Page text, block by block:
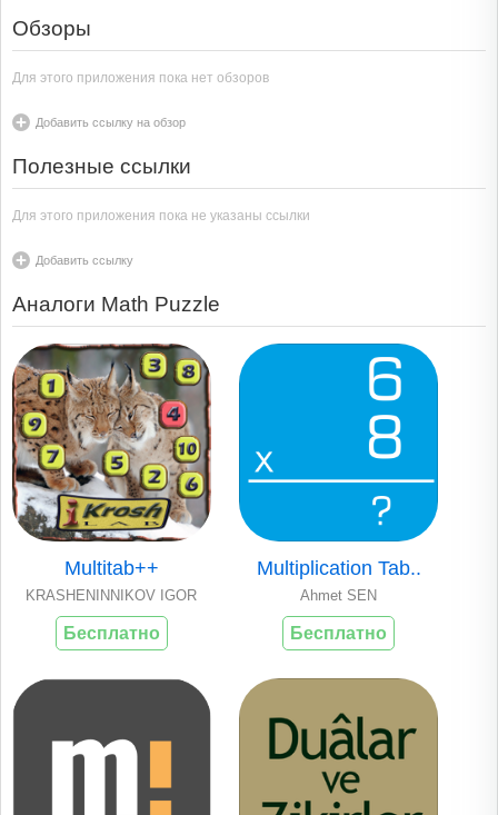
Обзоры
Для этого приложения пока нет обзоров
Добавить ссылку на обзор
Полезные ссылки
Для этого приложения пока не указаны ссылки
Добавить ссылку
Аналоги Math Puzzle
Multitab++
KRASHENINNIKOV IGOR
Бесплатно
Multiplication Tab..
Ahmet SEN
Бесплатно